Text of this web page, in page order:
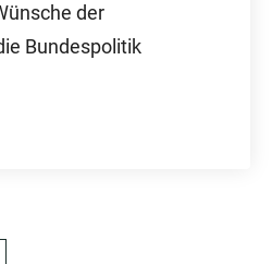
der
Bundespolitik